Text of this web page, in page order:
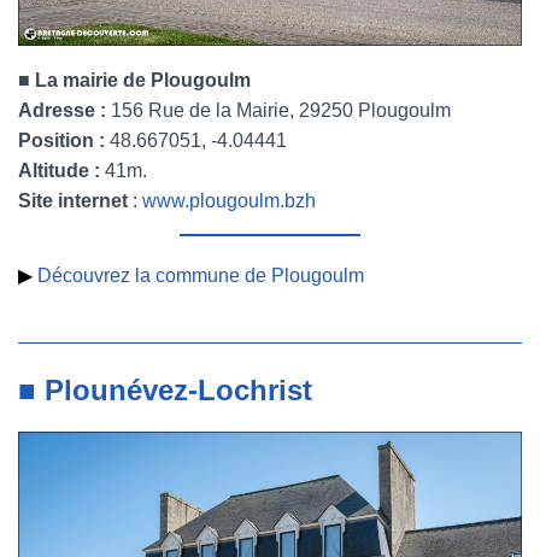
■ La mairie de Plougoulm
Adresse : 156 Rue de la Mairie, 29250 Plougoulm
Position : 48.667051, -4.04441
Altitude : 41m.
Site internet : www.plougoulm.bzh
▶ Découvrez la commune de Plougoulm
■ Plounévez-Lochrist